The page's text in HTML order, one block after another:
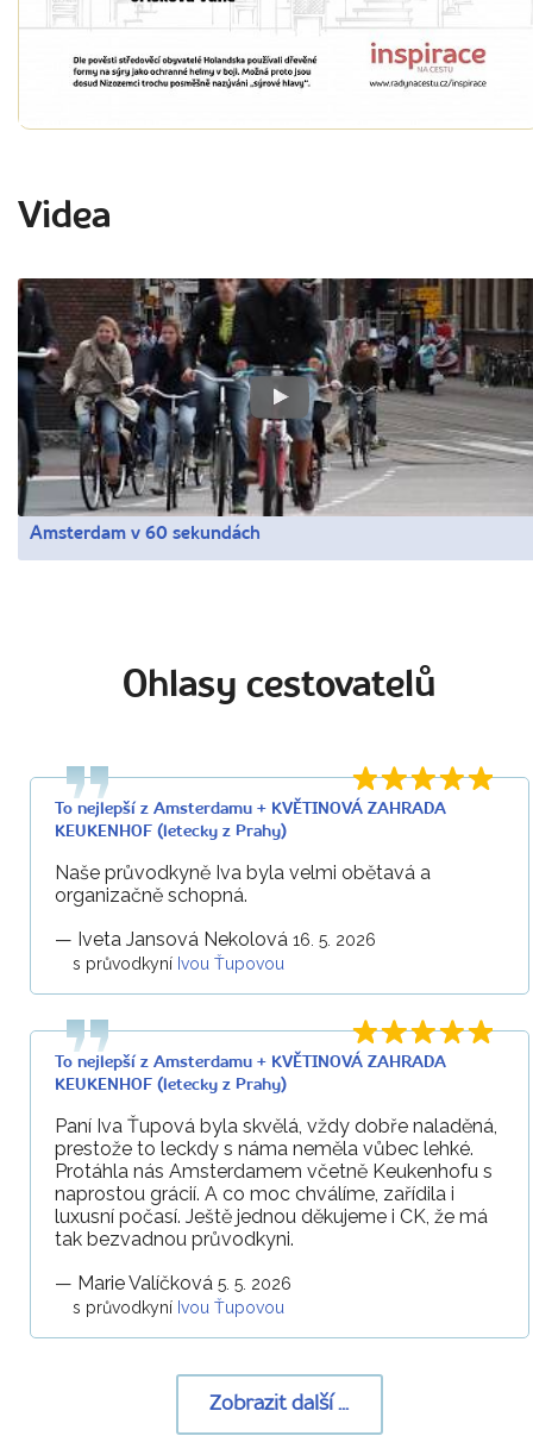
Videa
Amsterdam v 60 sekundách
Ohlasy cestovatelů
To nejlepší z Amsterdamu + KVĚTINOVÁ ZAHRADA
KEUKENHOF (letecky z Prahy)
Naše průvodkyně Iva byla velmi obětavá a
organizačně schopná.
— Iveta Jansová Nekolová 16. 5. 2026
s průvodkyní Ivou Ťupovou
To nejlepší z Amsterdamu + KVĚTINOVÁ ZAHRADA
KEUKENHOF (letecky z Prahy)
Paní Iva Ťupová byla skvělá, vždy dobře naladěná,
prestože to leckdy s náma neměla vůbec lehké.
Protáhla nás Amsterdamem včetně Keukenhofu s
naprostou grácií. A co moc chválíme, zařídila i
luxusní počasí. Ještě jednou děkujeme i CK, že má
tak bezvadnou průvodkyni.
— Marie Valíčková 5. 5. 2026
s průvodkyní Ivou Ťupovou
Zobrazit další ...